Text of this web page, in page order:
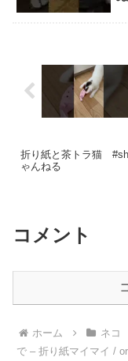
折り紙と茶トラ猫
ゃんねる
コメント
ホーム ネコ
で – 折り紙マイマイ /